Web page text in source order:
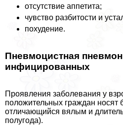
отсутствие аппетита;
чувство разбитости и
похудение.
Пневмоцистная
инфицированных
Проявления заболевания у
положительных граждан носят
отличающийся вялым и
полугода).